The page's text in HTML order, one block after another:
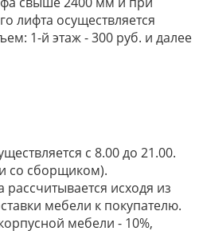
лифта осуществляется
1-й этаж - 300 руб. и далее
с 8.00 до 21.00.
со сборщиком).
исходя из
мебели к покупателю.
мебели - 10%,